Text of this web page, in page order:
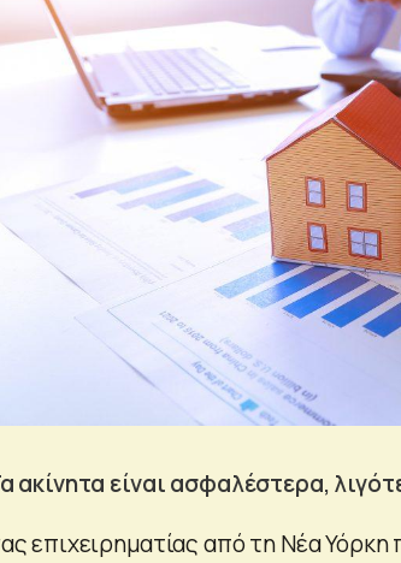
ακίνητα είναι ασφαλέστερα,
επιχειρηματίας από τη Νέα